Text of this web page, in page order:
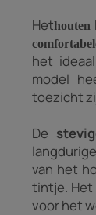
Hethouten
het
model
toezicht
De
van het
tintje. Het
voor het